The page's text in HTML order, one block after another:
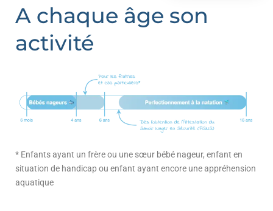
A chaque âge son
activité
* Enfants ayant un frère ou une sœur bébé nageur, enfant en
situation de handicap ou enfant ayant encore une appréhension
aquatique